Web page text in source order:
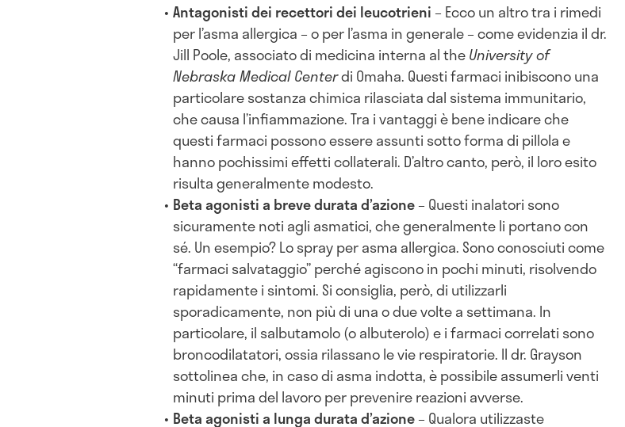
Antagonisti dei recettori dei leucotrieni – Ecco un altro tra i rimedi
per l’asma allergica – o per l’asma in generale – come evidenzia il dr.
Jill Poole, associato di medicina interna al theUniversity of
Nebraska Medical Centerdi Omaha. Questi farmaci inibiscono una
particolare sostanza chimica rilasciata dal sistema immunitario,
che causa l’infiammazione. Tra i vantaggi è bene indicare che
questi farmaci possono essere assunti sotto forma di pillola e
hanno pochissimi effetti collaterali. D’altro canto, però, il loro esito
risulta generalmente modesto.
Beta agonisti a breve durata d’azione– Questi inalatori sono
sicuramente noti agli asmatici, che generalmente li portano con
sé. Un esempio? Lo spray per asma allergica. Sono conosciuti come
“farmaci salvataggio” perché agiscono in pochi minuti, risolvendo
rapidamente i sintomi. Si consiglia, però, di utilizzarli
sporadicamente, non più di una o due volte a settimana. In
particolare, il salbutamolo (o albuterolo) e i farmaci correlati sono
broncodilatatori, ossia rilassano le vie respiratorie. Il dr. Grayson
sottolinea che, in caso di asma indotta, è possibile assumerli venti
minuti prima del lavoro per prevenire reazioni avverse.
Beta agonisti a lunga durata d’azione– Qualora utilizzaste